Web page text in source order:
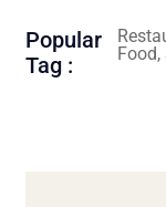
Popular
Tag :